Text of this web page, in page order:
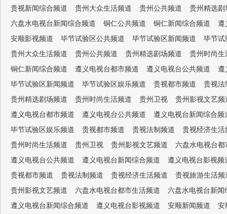
贵视新闻综合频道
贵州大众生活频道 贵州公共频道
贵州精选剧
六盘水电视台新闻综合频道
铜仁公共频道 铜仁新闻综合频道
遵
安顺影视频道
毕节试验区公共频道 毕节试验区新闻频道
毕节试
贵州大众生活频道
贵州公共频道 贵州精选剧场频道
贵州时尚生
铜仁新闻综合频道
遵义电视台都市频道 遵义电视台公共频道
遵
毕节试验区新闻频道
毕节试验区娱乐频道 贵视都市频道
贵视法
贵州精选剧场频道
贵州时尚生活频道 贵州卫视
贵州影视文艺频
遵义电视台都市频道
遵义电视台公共频道
遵义电视台新闻综合频
毕节试验区娱乐频道
贵视都市频道 贵视法制频道
贵视经济生活
贵州时尚生活频道
贵州卫视 贵州影视文艺频道
六盘水电视台都
遵义电视台公共频道
遵义电视台新闻综合频道
遵义电视台影视频
贵视都市频道
贵视法制频道 贵视经济生活频道
贵视旅游生活频
贵州影视文艺频道
六盘水电视台都市生活频道
六盘水电视台新闻
遵义电视台新闻综合频道
遵义电视台影视频道 安顺新闻频道 安